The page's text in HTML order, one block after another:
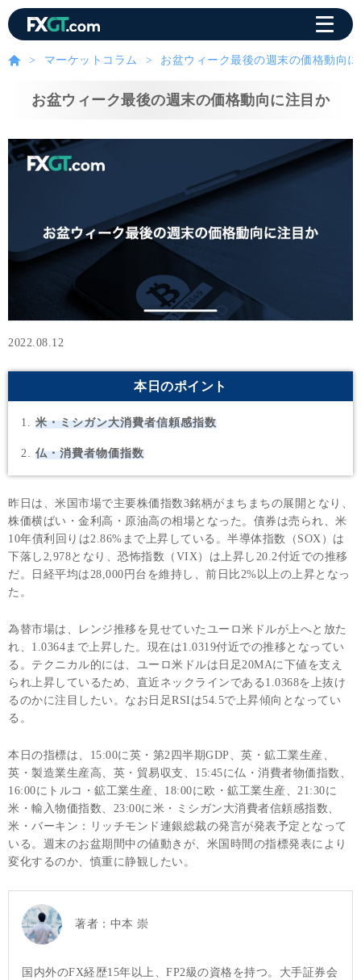
マーケットコラム お盆ウィーク最後の週末の価格動向
お盆ウィーク最後の週末の価格動向に注目か
2022.08.12
本日のポイント
米・ミシガン大消費者信頼感指数
仏・消費者物価指数
昨日は、米国市場で主要株価指数3銘柄がまちまちの展開となり、
株価横ばい・金利高・原油高の相場となった。債券は売られ、米
10年債利回りは2.86%まで上昇している。半導体指数（SOX）は
下落し2,978となり、恐怖指数（VIX）は上昇し20.2付近での推移
だ。日経平均は28,000円台を維持し、前日比2%以上の上昇となっ
た。
為替市場は、レンジ推移を見せていたユーロ米ドルが上へと放た
れ、1.0364まで上昇した。現在は1.0319付近での推移となってい
る。テクニカル的には、ユーロ米ドルは日足20MAに下値を支え
られ上昇しているため、直近ネックラインである1.0368を上抜け
るのかに注目したい。なお日足RSIは54.5で上昇傾向となってい
る。
本日の指標は、15:00に英・第2四半期GDP、英・鉱工業生産、
英・製造業生産高、英・貿易収支、15:45に仏・消費者物価指数、
16:00にトルコ・鉱工業生産、18:00に欧・鉱工業生産、21:30に
米・輸入物価指数、23:00に米・ミシガン大消費者信頼感指数、
米・バーキン：リッチモンド連銀総裁の発言が発表予定となって
いる。週末のお盆期間中の値動きが、米国時間の指標発表により
変化するのか、慎重に静観したい。
著者： 中本 崇
国内外のFX経歴15年以上、FP2級の資格を持つ。大手証券会